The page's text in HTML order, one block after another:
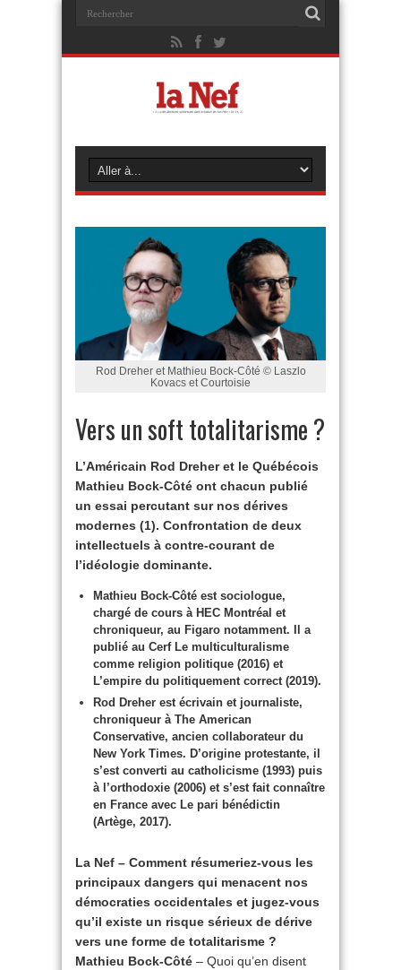
Rod Dreher et Mathieu Bock-Côté © Laszlo
Kovacs et Courtoisie
Vers un soft totalitarisme ?
L’Américain Rod Dreher et le Québécois
Mathieu Bock-Côté ont chacun publié
un essai percutant sur nos dérives
modernes (1). Confrontation de deux
intellectuels à contre-courant de
l’idéologie dominante.
Mathieu Bock-Côté est sociologue,
chargé de cours à HEC Montréal et
chroniqueur, au Figaro notamment. Il a
publié au Cerf Le multiculturalisme
comme religion politique (2016) et
L’empire du politiquement correct (2019).
Rod Dreher est écrivain et journaliste,
chroniqueur à The American
Conservative, ancien collaborateur du
New York Times. D’origine protestante, il
s’est converti au catholicisme (1993) puis
à l’orthodoxie (2006) et s’est fait connaître
en France avec Le pari bénédictin
(Artège, 2017).
La Nef – Comment résumeriez-vous les
principaux dangers qui menacent nos
démocraties occidentales et jugez-vous
qu’il existe un risque sérieux de dérive
vers une forme de totalitarisme ?
Mathieu Bock-Côté – Quoi qu’en disent